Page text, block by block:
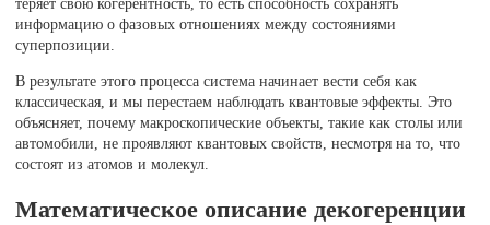
информацию о фазовых отношениях между состояниями
суперпозиции.
В результате этого процесса система начинает вести себя как
классическая, и мы перестаем наблюдать квантовые эффекты. Это
объясняет, почему макроскопические объекты, такие как столы или
автомобили, не проявляют квантовых свойств, несмотря на то, что
состоят из атомов и молекул.
Математическое описание декогеренции